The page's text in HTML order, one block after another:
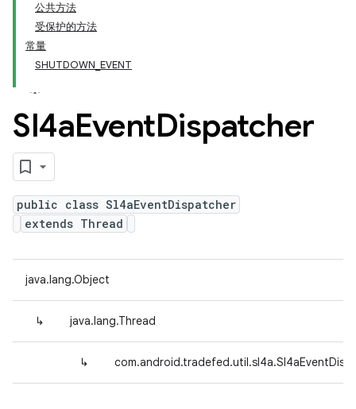
公共方法
受保护的方法
常量
SHUTDOWN_EVENT
Sl4aEventDispatcher
public class Sl4aEventDispatcher
extends Thread
java.lang.Object
↳ java.lang.Thread
↳